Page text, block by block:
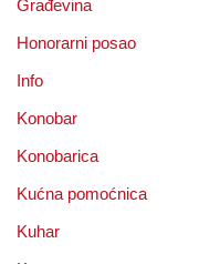
Građevina
Honorarni posao
Info
Konobar
Konobarica
Kućna pomoćnica
Kuhar